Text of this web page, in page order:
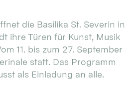
die Basilika St. Severin in
ihre Türen für Kunst, Musik
11. bis zum 27. September
statt. Das Programm
als Einladung an alle.